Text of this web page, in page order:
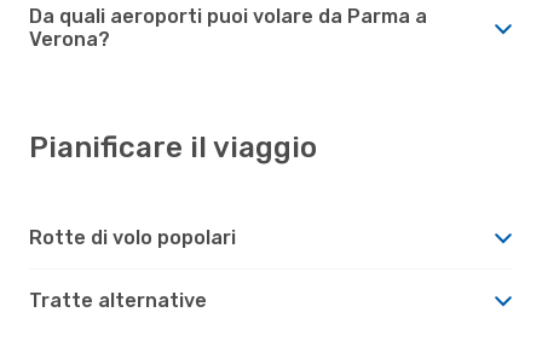
Da quali aeroporti puoi volare da Parma a
Verona?
Pianificare il viaggio
Rotte di volo popolari
Tratte alternative